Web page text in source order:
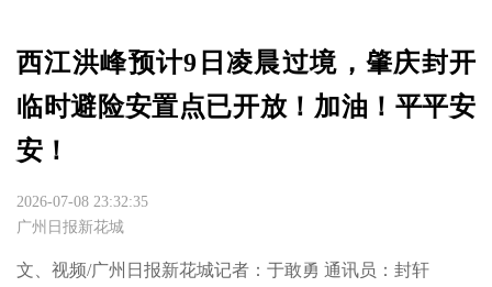
西江洪峰预计9日凌晨过境，肇庆封开
临时避险安置点已开放！加油！平平安
安！
2026-07-08 23:32:35
广州日报新花城
文、视频/广州日报新花城记者：于敢勇 通讯员：封轩